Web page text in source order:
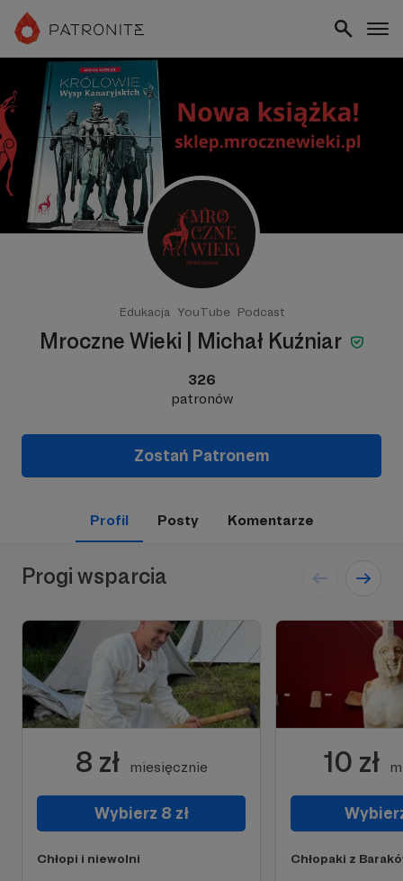
Edukacja YouTube Podcast
Mroczne Wieki | Michał Kuźniar
326
patronów
Zostań Patronem
Profil Posty Komentarze
Progi wsparcia
8 zł miesięcznie
Wybierz 8 zł
Chłopi i niewolni
10 zł
Chłopaki z